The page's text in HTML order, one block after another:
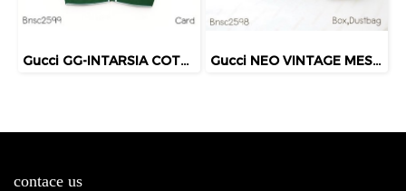
Gucci GG-INTARSIA COTTON CADIGAN GREEN SIZE.XS Gucci NEO VINTAGE MESSENGER BAG
contace us